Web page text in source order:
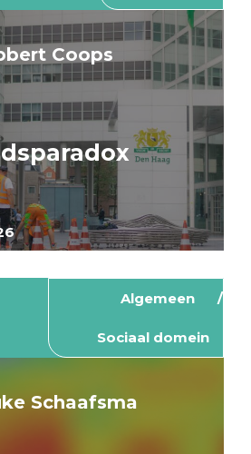
Coops
Algemeen
Sociaal domein
Schaafsma